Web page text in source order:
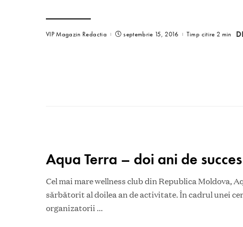
VIP Magazin Redactia septembrie 15, 2016 Timp citire 2 min
Aqua Terra – doi ani de succes
Cel mai mare wellness club din Republica Moldova,
sărbătorit al doilea an de activitate. În cadrul unei
organizatorii ...